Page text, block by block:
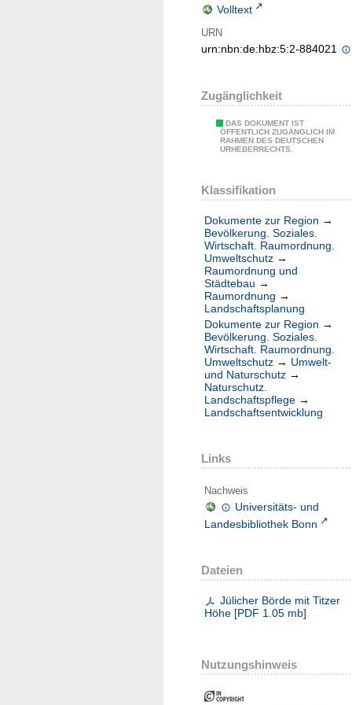
Volltext
URN
urn:nbn:de:hbz:5:2-884021
Zugänglichkeit
DAS DOKUMENT IST
ÖFFENTLICH ZUGÄNGLICH IM
RAHMEN DES DEUTSCHEN
URHEBERRECHTS.
Klassifikation
Dokumente zur Region →
Bevölkerung. Soziales.
Wirtschaft. Raumordnung.
Umweltschutz →
Raumordnung und
Städtebau →
Raumordnung →
Landschaftsplanung
Dokumente zur Region →
Bevölkerung. Soziales.
Wirtschaft. Raumordnung.
Umweltschutz → Umwelt-
und Naturschutz →
Naturschutz.
Landschaftspflege →
Landschaftsentwicklung
Links
Nachweis
Universitäts- und
Landesbibliothek Bonn
Dateien
Jülicher Börde mit Titzer
Höhe [PDF 1.05 mb]
Nutzungshinweis